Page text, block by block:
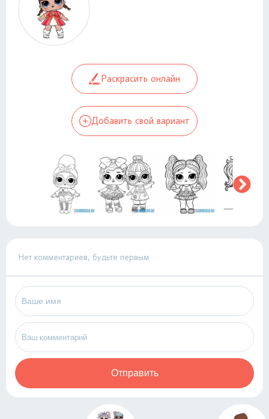
Раскрасить онлайн
Добавить свой вариант
Нет комментариев, будьте первым
Отправить